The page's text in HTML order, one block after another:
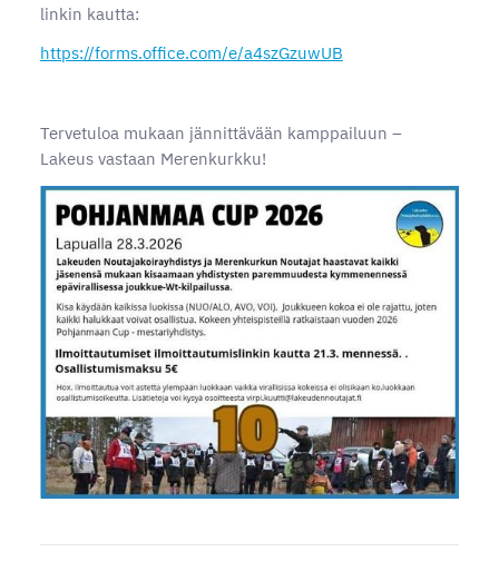
linkin kautta:
https://forms.office.com/e/a4szGzuwUB
Tervetuloa mukaan jännittävään kamppailuun –
Lakeus vastaan Merenkurkku!